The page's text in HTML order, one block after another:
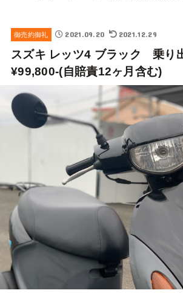
御売約御礼 2021.09.20 2021.12.29
スズキ レッツ4 ブラック 乗り
¥99,800-(自賠責12ヶ月含む)